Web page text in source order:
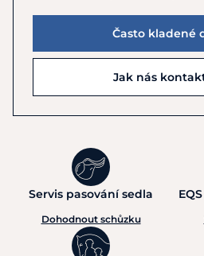
Často kladené
Jak nás
Servis pasování sedla
Dohodnout schůzku